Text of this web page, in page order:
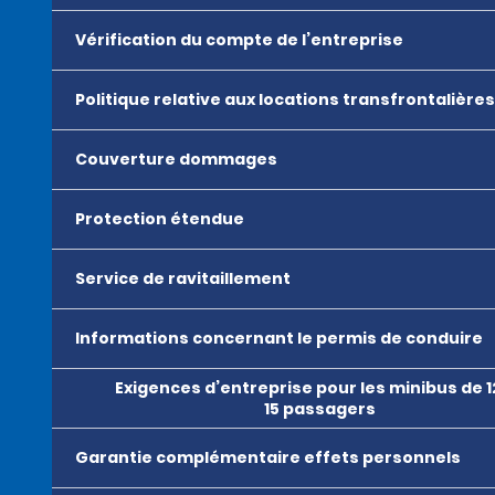
Vérification du compte de l’entreprise
Politique relative aux locations transfrontalières
Couverture dommages
Protection étendue
Service de ravitaillement
Informations concernant le permis de conduire
Exigences d’entreprise pour les minibus de
15 passagers
Garantie complémentaire effets personnels